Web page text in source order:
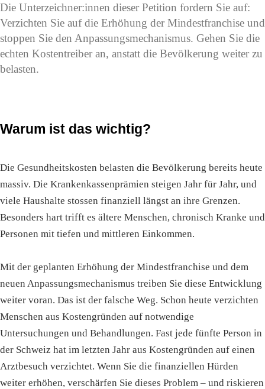
Die Unterzeichner:innen dieser Petition fordern Sie auf:
Verzichten Sie auf die Erhöhung der Mindestfranchise und
stoppen Sie den Anpassungsmechanismus. Gehen Sie die
echten Kostentreiber an, anstatt die Bevölkerung weiter zu
belasten.
Warum ist das wichtig?
Die Gesundheitskosten belasten die Bevölkerung bereits heute
massiv. Die Krankenkassenprämien steigen Jahr für Jahr, und
viele Haushalte stossen finanziell längst an ihre Grenzen.
Besonders hart trifft es ältere Menschen, chronisch Kranke und
Personen mit tiefen und mittleren Einkommen.
Mit der geplanten Erhöhung der Mindestfranchise und dem
neuen Anpassungsmechanismus treiben Sie diese Entwicklung
weiter voran. Das ist der falsche Weg. Schon heute verzichten
Menschen aus Kostengründen auf notwendige
Untersuchungen und Behandlungen. Fast jede fünfte Person in
der Schweiz hat im letzten Jahr aus Kostengründen auf einen
Arztbesuch verzichtet. Wenn Sie die finanziellen Hürden
weiter erhöhen, verschärfen Sie dieses Problem – und riskieren